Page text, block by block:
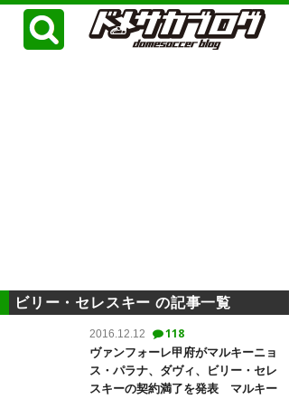
ビリー・セレスキー の記事一覧
2016.12.12 118
ヴァンフォーレ甲府がマルキーニョ
ス・パラナ、ダヴィ、ビリー・セレ
スキーの契約満了を発表 マルキー